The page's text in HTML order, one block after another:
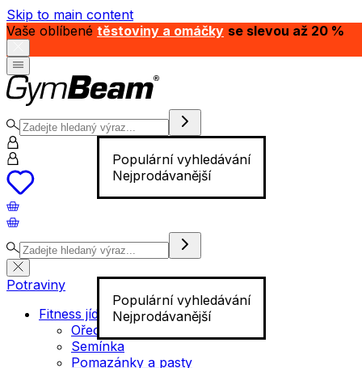
Skip to main content
Vaše oblíbené těstoviny a omáčky se slevou až 20 %
Populární vyhledávání
Nejprodávanější
Populární vyhledávání
Nejprodávanější
Potraviny
Fitness jídlo
Ořechy
Semínka
Pomazánky a pasty